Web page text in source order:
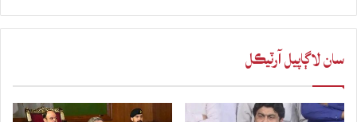
سان لاڳاپيل آرٽيڪل